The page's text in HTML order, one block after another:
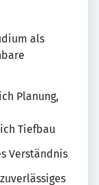
als
Planung,
Tiefbau
Verständnis